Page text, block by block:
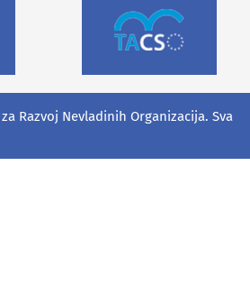
za Razvoj Nevladinih Organizacija. Sva